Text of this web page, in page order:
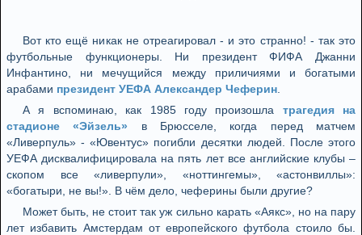
Вот кто ещё никак не отреагировал - и это странно! - так это
футбольные функционеры. Ни президент ФИФА Джанни
Инфантино, ни мечущийся между приличиями и богатыми
арабами президент УЕФА Александер Чеферин
А я вспоминаю, как 1985 году произошла трагедия на
стадионе «Эйзель» в Брюсселе, когда перед матчем
«Ливерпуль» - «Ювентус» погибли десятки людей. После этого
УЕФА дисквалифицировала на пять лет все английские клубы –
скопом все «ливерпули», «ноттингемы», «астонвиллы»:
«богатыри, не вы!». В чём дело, чеферины были другие?
Может быть, не стоит так уж сильно карать «Аякс», но на пару
лет избавить Амстердам от европейского футбола стоило бы.